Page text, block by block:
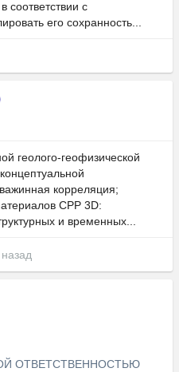
соответствии с
его сохранность...
геолого-геофизической
корреляция;
СРР 3D:
и временных...
ОТВЕТСТВЕННОСТЬЮ